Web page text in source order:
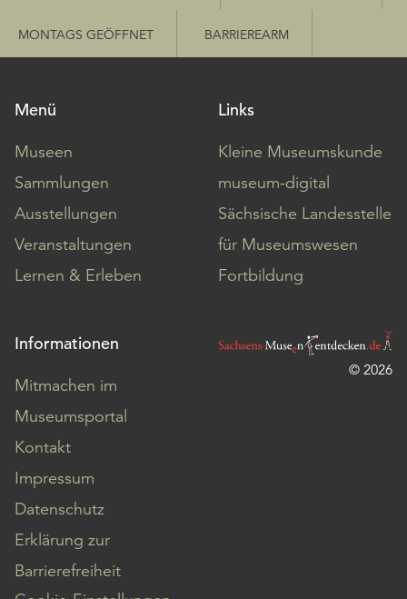
MONTAGS GEÖFFNET BARRIEREARM
Menü
Museen
Sammlungen
Ausstellungen
Veranstaltungen
Lernen & Erleben
Links
Kleine Museumskunde
museum-digital
Sächsische Landesstelle
für Museumswesen
Fortbildung
Informationen
Mitmachen im
Museumsportal
Kontakt
Impressum
Datenschutz
Erklärung zur
Barrierefreiheit
© 2026